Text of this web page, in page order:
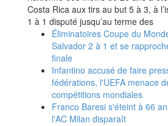
Costa Rica aux tirs au but 5 à 3, à
1 à 1 disputé jusqu’au terme des
Éliminatoires Coupe du
Salvador 2 à 1 et se
finale
Infantino accusé de faire
fédérations, l'UEFA menace
compétitions mondiales
Franco Baresi s'éteint à 66
l'AC Milan disparaît